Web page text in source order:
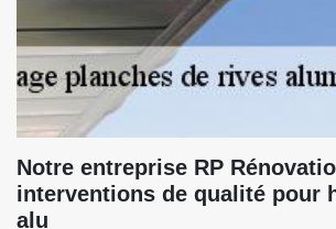
Notre entreprise RP
interventions de qualité pour
alu